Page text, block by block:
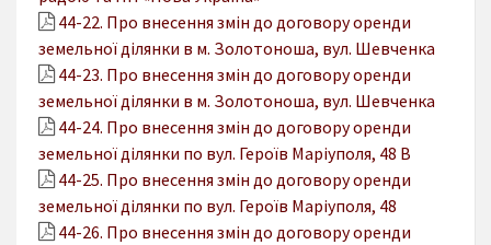
44-22. Про внесення змін до договору оренди
земельної ділянки в м. Золотоноша, вул. Шевченка
44-23. Про внесення змін до договору оренди
земельної ділянки в м. Золотоноша, вул. Шевченка
44-24. Про внесення змін до договору оренди
земельної ділянки по вул. Героїв Маріуполя, 48 В
44-25. Про внесення змін до договору оренди
земельної ділянки по вул. Героїв Маріуполя, 48
44-26. Про внесення змін до договору оренди